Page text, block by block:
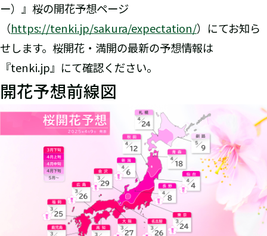
ー）』桜の開花予想ページ
（https://tenki.jp/sakura/expectation/）にてお知ら
せします。桜開花・満開の最新の予想情報は
『tenki.jp』にて確認ください。
開花予想前線図